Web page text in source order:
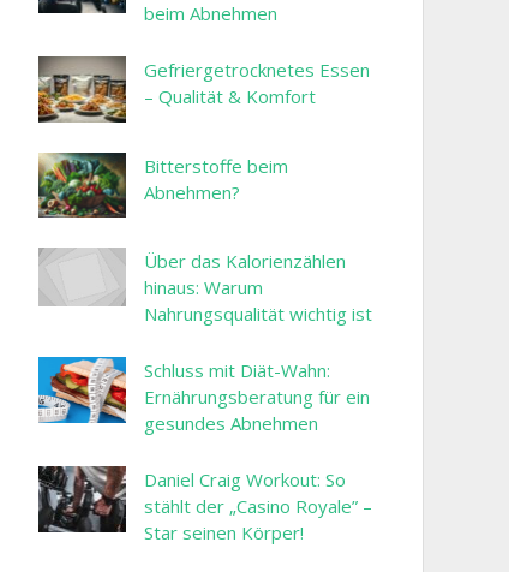
beim Abnehmen
Gefriergetrocknetes Essen
– Qualität & Komfort
Bitterstoffe beim
Abnehmen?
Über das Kalorienzählen
hinaus: Warum
Nahrungsqualität wichtig ist
Schluss mit Diät-Wahn:
Ernährungsberatung für ein
gesundes Abnehmen
Daniel Craig Workout: So
stählt der „Casino Royale” –
Star seinen Körper!